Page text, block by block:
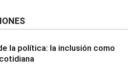
la política: la inclusión como